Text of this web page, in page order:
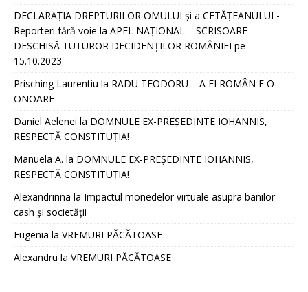
DECLARAȚIA DREPTURILOR OMULUI și a CETĂȚEANULUI -
Reporteri fără voie la APEL NAȚIONAL – SCRISOARE
DESCHISĂ TUTUROR DECIDENȚILOR ROMÂNIEI pe
15.10.2023
Prisching Laurentiu la RADU TEODORU – A FI ROMÂN E O
ONOARE
Daniel Aelenei la DOMNULE EX-PREȘEDINTE IOHANNIS,
RESPECTĂ CONSTITUȚIA!
Manuela A. la DOMNULE EX-PREȘEDINTE IOHANNIS,
RESPECTĂ CONSTITUȚIA!
Alexandrinna la Impactul monedelor virtuale asupra banilor
cash și societății
Eugenia la VREMURI PĂCĂTOASE
Alexandru la VREMURI PĂCĂTOASE